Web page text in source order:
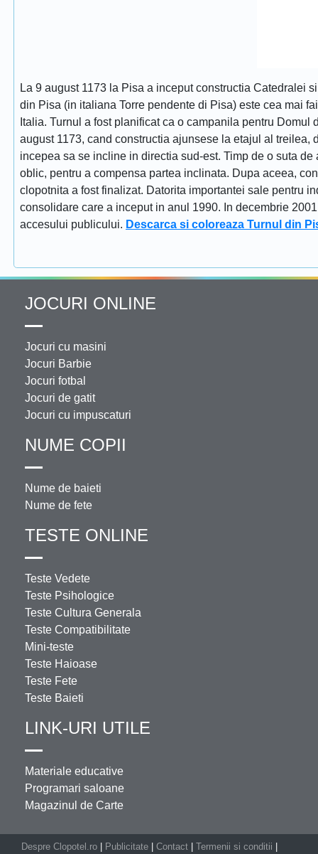
La 9 august 1173 la Pisa a inceput constructia Catedralei
din Pisa (in italiana Torre pendente di Pisa) este cea mai
Italia. Turnul a fost planificat ca o campanila pentru
august 1173, cand constructia ajunsese la etajul al
incepea sa se incline in directia sud-est. Timp de o suta
oblic, pentru a compensa partea inclinata. Dupa aceea,
clopotnita a fost finalizat. Datorita importantei sale pentru
consolidare care a inceput in anul 1990. In decembrie
accesului publicului. Descarca si coloreaza Turnul din
JOCURI ONLINE
Jocuri cu masini
Jocuri Barbie
Jocuri fotbal
Jocuri de gatit
Jocuri cu impuscaturi
NUME COPII
Nume de baieti
Nume de fete
TESTE ONLINE
Teste Vedete
Teste Psihologice
Teste Cultura Generala
Teste Compatibilitate
Mini-teste
Teste Haioase
Teste Fete
Teste Baieti
LINK-URI UTILE
Materiale educative
Programari saloane
Magazinul de Carte
Despre Clopotel.ro Publicitate Contact Termenii si conditii